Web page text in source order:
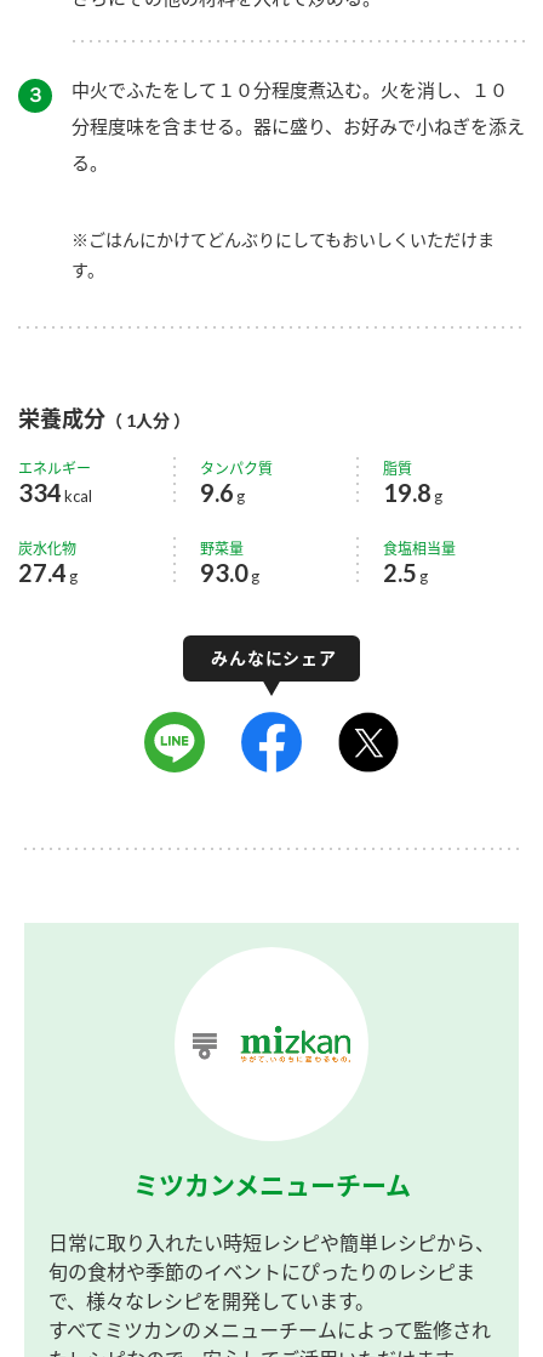
３
中火でふたをして１０分程度煮込む。火を消し、１０
分程度味を含ませる。器に盛り、お好みで小ねぎを添え
る。
※ごはんにかけてどんぶりにしてもおいしくいただけま
す。
栄養成分 （ 1人分 ）
エネルギー
334kcal
タンパク質
9.6 g
脂質
19.8 g
炭水化物
27.4 g
野菜量
93.0g
食塩相当量
2.5 g
ミツカンメニューチーム
日常に取り入れたい時短レシピや簡単レシピから、
旬の食材や季節のイベントにぴったりのレシピま
で、様々なレシピを開発しています。
すべてミツカンのメニューチームによって監修され